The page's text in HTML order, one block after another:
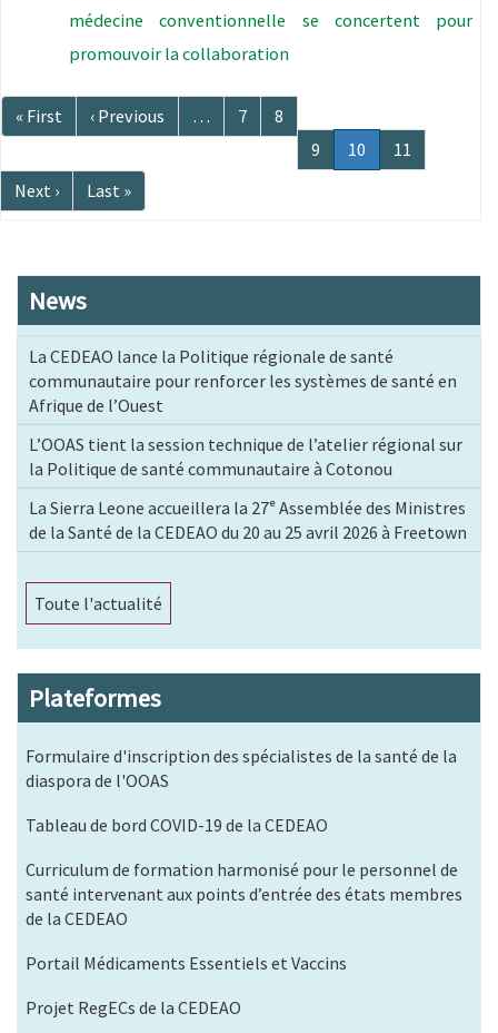
médecine conventionnelle se concertent pour
promouvoir la collaboration
Pagination
Première
page
« First
Page
précédente
‹ Previous … Page
7 Page
8
Page
9
Page
courante
10 Page
11
Page
suivante
Next ›
Dernière
page
Last »
News
La CEDEAO lance la Politique régionale de santé
communautaire pour renforcer les systèmes de santé en
Afrique de l’Ouest
L’OOAS tient la session technique de l’atelier régional sur
la Politique de santé communautaire à Cotonou
La Sierra Leone accueillera la 27ᵉ Assemblée des Ministres
de la Santé de la CEDEAO du 20 au 25 avril 2026 à Freetown
Toute l'actualité
Plateformes
Formulaire d'inscription des spécialistes de la santé de la
diaspora de l'OOAS
Tableau de bord COVID-19 de la CEDEAO
Curriculum de formation harmonisé pour le personnel de
santé intervenant aux points d’entrée des états membres
de la CEDEAO
Portail Médicaments Essentiels et Vaccins
Projet RegECs de la CEDEAO